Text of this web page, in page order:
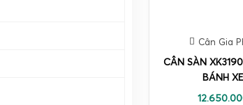
Cân Gia
CÂN SÀN
BÁNH XE